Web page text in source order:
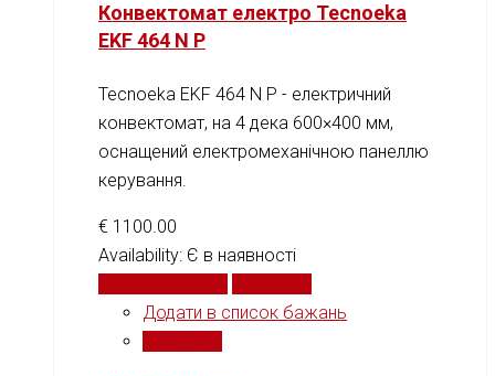
Конвектомат електро Tecnoeka
EKF 464 N P
Tecnoeka EKF 464 N P - електричний
конвектомат, на 4 дека 600×400 мм,
оснащений електромеханічною панеллю
керування.
€ 1100.00
Availability: Є в наявності
Додати в список бажань